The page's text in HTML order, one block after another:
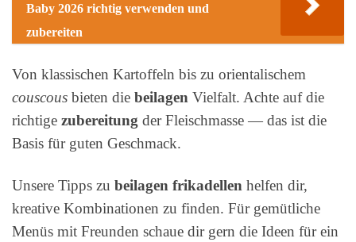
Baby 2026 richtig verwenden und
zubereiten
Von klassischen Kartoffeln bis zu orientalischem
couscous bieten die beilagen Vielfalt. Achte auf die
richtige zubereitung der Fleischmasse — das ist die
Basis für guten Geschmack.
Unsere Tipps zu beilagen frikadellen helfen dir,
kreative Kombinationen zu finden. Für gemütliche
Menüs mit Freunden schaue dir gern die Ideen für ein